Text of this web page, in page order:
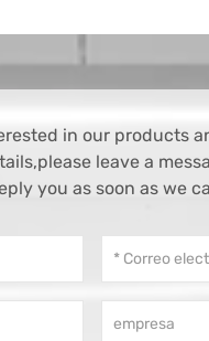
in our products
leave a
you as soon as we